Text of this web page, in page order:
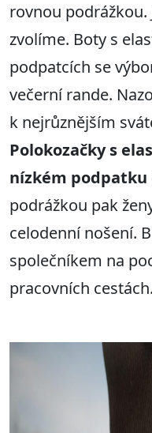
rovnou podrážkou.
zvolíme. Boty s
podpatcích se
večerní rande.
k nejrůznějším
Polokozačky s
nízkém podpatku
podrážkou pak
celodenní nošení.
společníkem na
pracovních